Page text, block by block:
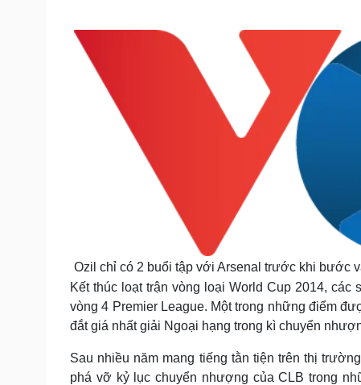
Sức khỏe
Dinh dưỡng - món ngon
Cây thuốc
Sản phụ khoa
Làm đẹp - giảm cân
Phòng mạch online
Đời sống
Nhà đẹp
Blog
Tình yêu - Gia đình
Ozil chỉ có 2 buổi tập với Arsenal trước khi bước
Kết thúc loạt trận vòng loại World Cup 2014,
vòng 4 Premier League. Một trong những điểm
đắt giá nhất giải Ngoại hạng trong kì chuyển
Sau nhiều năm mang tiếng tằn tiện trên thị
phá vỡ kỷ lục chuyển nhượng của CLB trong